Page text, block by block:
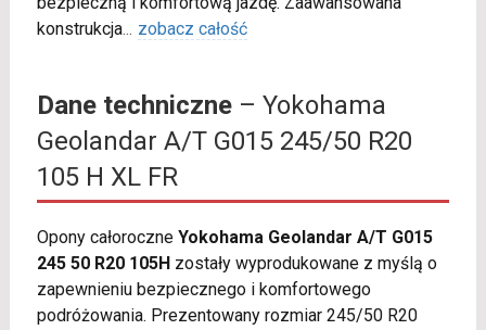
konstrukcja... zobacz całość
Dane techniczne– Yokohama
Geolandar A/T G015 245/50 R20
105 H XL FR
Opony całoroczne Yokohama Geolandar A/T G015
245 50 R20 105Hzostały wyprodukowane z myślą o
zapewnieniu bezpiecznego i komfortowego
podróżowania. Prezentowany rozmiar 245/50 R20